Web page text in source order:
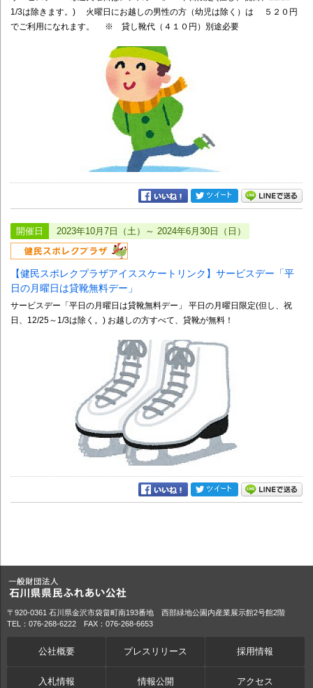
1/3は除きます。) 火曜日にお越しの男性の方（幼児は除く）は ５２０円
でご利用になれます。 ※ 貸し靴代（４１０円）別途必要
開催日 2023年10月7日（土）～ 2024年6月30日（日）
【健民スポレクプラザアイススケートリンク】サービスデー「平
日の月曜日は貸靴無料デー」
サービスデー「平日の月曜日は貸靴無料デー」 平日の月曜日限定(但し、祝
日、12/25～1/3は除く。) お越しの方すべて、貸靴が無料！
〒920-0361 石川県金沢市袋畠町南193番地 西部緑地公園内産業展示館2号館2階
TEL：076-268-6222 FAX：076-268-6653
公社概要 プレスリリース 採用情報
入札情報 情報公開 アクセス